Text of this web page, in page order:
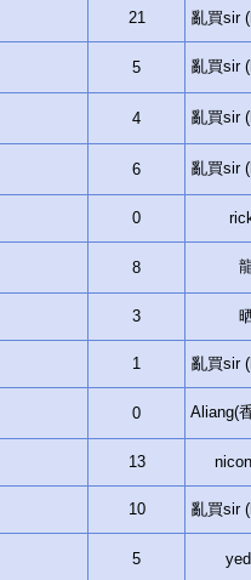
21 亂買sir
5 亂買sir
4 亂買sir
6 亂買sir
0
8
3
1 亂買sir
0 Aliang(
13
10 亂買sir
5